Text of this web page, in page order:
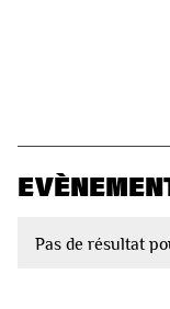
Pas de résultat